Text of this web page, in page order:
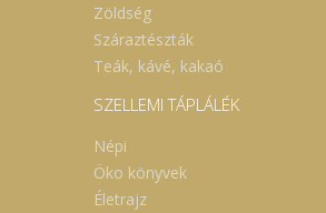
Zöldség
Száraztészták
Teák, kávé, kakaó
SZELLEMI TÁPLÁLÉK
Népi
Öko könyvek
Életrajz